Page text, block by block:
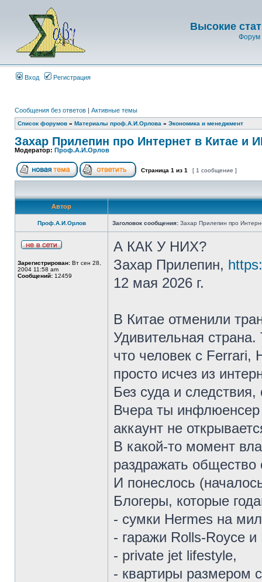
Высокие
Форум
Вход Регистрация
Сообщения без ответов | Активные темы
Список форумов » Материалы проф.А.И.Орлова » Экономика и менеджмент
Захар Прилепин про Интернет в Китае и
Модератор: Проф.А.И.Орлов
Страница 1 из 1 [ 1 сообщение ]
Автор
Проф.А.И.Орлов Заголовок сообщения: Захар Прилепин про
Зарегистрирован: Вт сен 28,
2004 11:58 am
Сообщений: 12459
А КАК У НИХ?
Захар Прилепин,
12 мая 2026 г.
В Китае отменили
Удивительная
что человек с
просто исчез из
Без суда и
Вчера ты инфлюенсер
аккаунт не
В какой-то момент
раздражать
И понеслось
Блогеры, которые
- сумки Hermes на
- гаражи Rolls-Royce и
- private jet lifestyle,
- квартиры размером